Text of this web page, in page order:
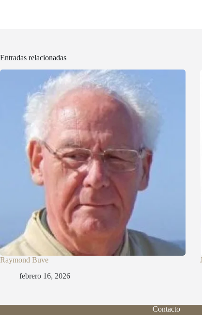
Entradas relacionadas
Raymond Buve
febrero 16, 2026
Contacto